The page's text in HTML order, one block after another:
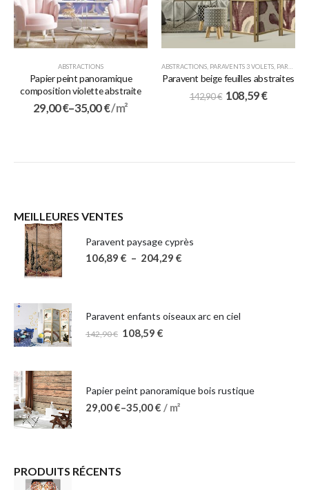
ABSTRACTIONS
Papier peint panoramique
composition violette abstraite
29,00€–35,00€/ m²
ABSTRACTIONS PARAVENTS 3 VOLETS PARAVENTS JAPONAIS
Paravent beige feuilles abstraites
142,90€ 108,59€
MEILLEURES VENTES
Paravent paysage cyprès
106,89 € – 204,29 €
Paravent enfants oiseaux arc en ciel
142,90€ 108,59 €
Papier peint panoramique bois rustique
29,00€–35,00€ / m²
PRODUITS RÉCENTS